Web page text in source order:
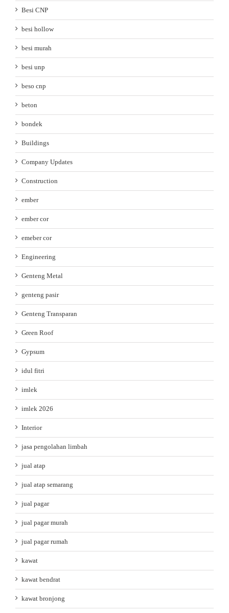
Besi CNP
besi hollow
besi murah
besi unp
beso cnp
beton
bondek
Buildings
Company Updates
Construction
ember
ember cor
emeber cor
Engineering
Genteng Metal
genteng pasir
Genteng Transparan
Green Roof
Gypsum
idul fitri
imlek
imlek 2026
Interior
jasa pengolahan limbah
jual atap
jual atap semarang
jual pagar
jual pagar murah
jual pagar rumah
kawat
kawat bendrat
kawat bronjong